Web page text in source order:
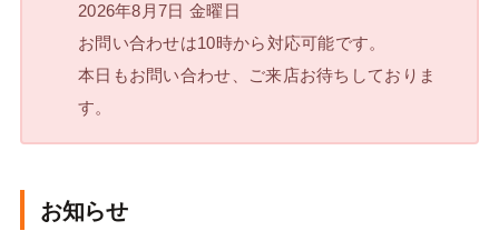
2026年8月7日 金曜日
お問い合わせは10時から対応可能です。
本日もお問い合わせ、ご来店お待ちしておりま
す。
お知らせ